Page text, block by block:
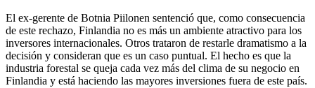
El ex-gerente de Botnia Piilonen sentenció que, como consecuencia
de este rechazo, Finlandia no es más un ambiente atractivo para los
inversores internacionales. Otros trataron de restarle dramatismo a la
decisión y consideran que es un caso puntual. El hecho es que la
industria forestal se queja cada vez más del clima de su negocio en
Finlandia y está haciendo las mayores inversiones fuera de este país.